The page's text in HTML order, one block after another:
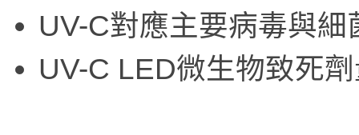
UV-C對應主要病毒與
UV-C LED微生物致死